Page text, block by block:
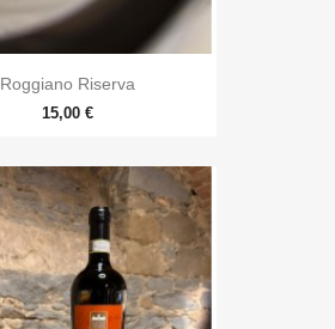
Roggiano Riserva
15,00 €